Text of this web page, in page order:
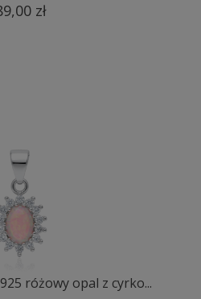
zł
różowy opal z cyrko...